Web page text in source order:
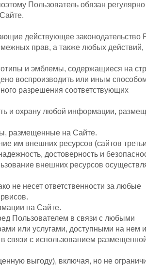
Пользователь обязан регулярно
действующее законодательство
прав, а также любых действий,
и эмблемы, содержащиеся на
воспроизводить или иным
разрешения соответствующих
и охрану любой информации,
размещенные на Сайте.
им внешних ресурсов (сайтов
достоверность и
внешних ресурсов
не несет ответственности за любые
на Сайте.
Пользователем в связи с любыми
или услугами, доступными на нем
связи с использованием
выгоду), включая, но не